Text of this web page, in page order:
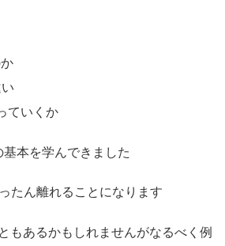
ていくか
本を学んできました
たん離れることになります
もあるかもしれませんがなるべく例